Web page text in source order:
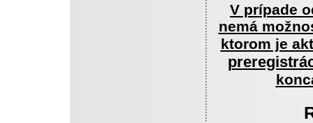
V prípade
nemá
ktorom je